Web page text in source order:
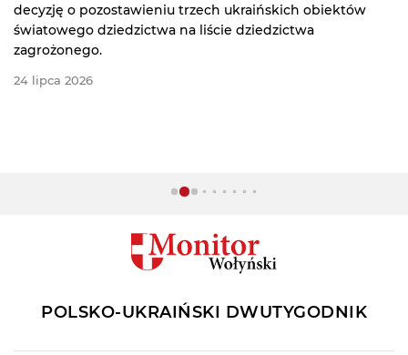
decyzję o pozostawieniu trzech ukraińskich obiektów
światowego dziedzictwa na liście dziedzictwa
zagrożonego.
24 lipca 2026
POLSKO-UKRAIŃSKI DWUTYGODNIK